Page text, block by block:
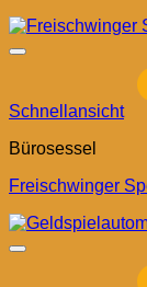
Schnellansicht
Bürosessel
Freischwinger